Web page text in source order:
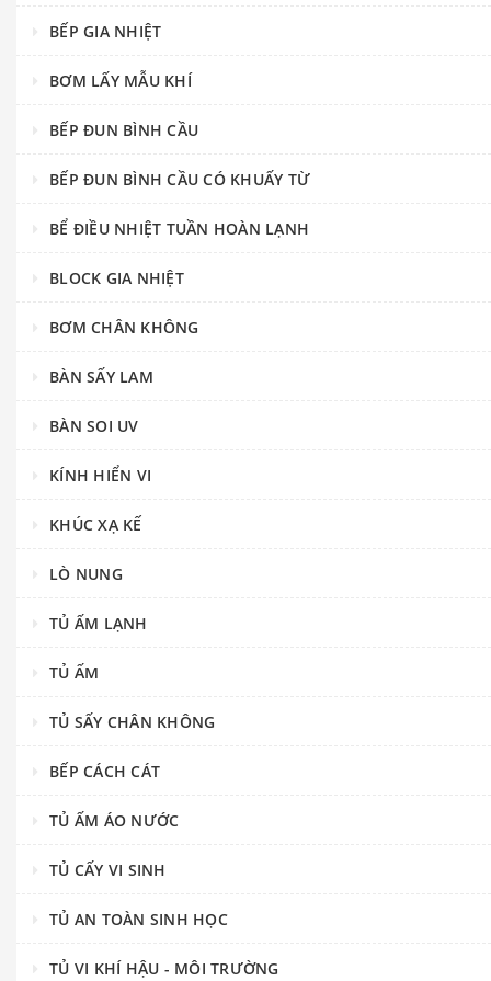
BẾP GIA NHIỆT
BƠM LẤY MẪU KHÍ
BẾP ĐUN BÌNH CẦU
BẾP ĐUN BÌNH CẦU CÓ KHUẤY TỪ
BỂ ĐIỀU NHIỆT TUẦN HOÀN LẠNH
BLOCK GIA NHIỆT
BƠM CHÂN KHÔNG
BÀN SẤY LAM
BÀN SOI UV
KÍNH HIỂN VI
KHÚC XẠ KẾ
LÒ NUNG
TỦ ẤM LẠNH
TỦ ẤM
TỦ SẤY CHÂN KHÔNG
BẾP CÁCH CÁT
TỦ ẤM ÁO NƯỚC
TỦ CẤY VI SINH
TỦ AN TOÀN SINH HỌC
TỦ VI KHÍ HẬU - MÔI TRƯỜNG